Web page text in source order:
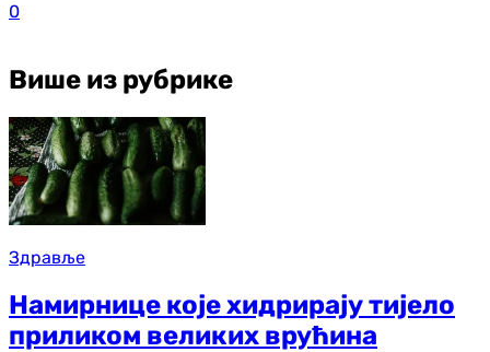
0
Више из рубрике
Здравље
Намирнице које хидрирају тијело
приликом великих врућина